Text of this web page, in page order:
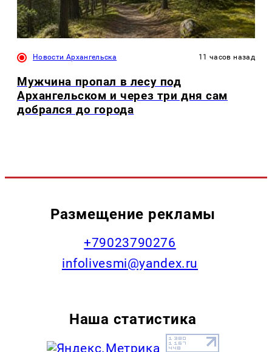
Новости Архангельска 11 часов назад
Мужчина пропал в лесу под
Архангельском и через три дня сам
добрался до города
Размещение рекламы
+79023790276
infolivesmi@yandex.ru
Наша статистика